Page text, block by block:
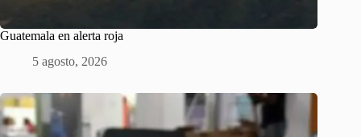
Guatemala en alerta roja
5 agosto, 2026